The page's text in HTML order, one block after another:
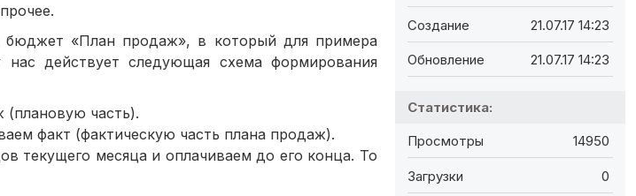
«План продаж», в который для примера
действует следующая схема формирования
(плановую часть).
факт (фактическую часть плана продаж).
текущего месяца и оплачиваем до его конца. То
Создание 21.07.17 14:23
Обновление 21.07.17 14:23
Статистика:
Просмотры 14950
Загрузки 0